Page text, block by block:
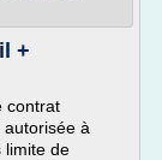
+
contrat
à
limite de